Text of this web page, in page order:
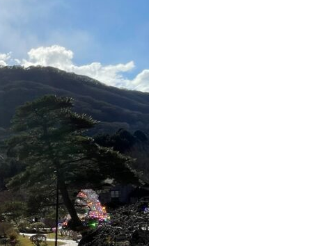
ホ
題
過ごし方
アクティビティ
新着情報
お問い合わせ
メディア関係のお問い
合わせ
プラン一覧